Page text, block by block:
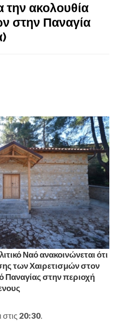
την ακολουθία
στην Παναγία
Ναό ανακοινώνεται ότι
των Χαιρετισμών στον
Παναγίας στην περιοχή
20:30.